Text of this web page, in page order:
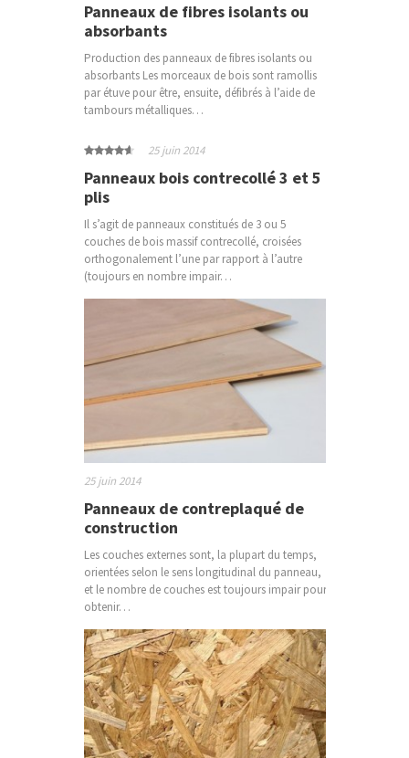
Panneaux de fibres isolants ou
absorbants
Production des panneaux de fibres isolants ou
absorbants Les morceaux de bois sont ramollis
par étuve pour être, ensuite, défibrés à l’aide de
tambours métalliques…
25 juin 2014
Panneaux bois contrecollé 3 et 5
plis
Il s’agit de panneaux constitués de 3 ou 5
couches de bois massif contrecollé, croisées
orthogonalement l’une par rapport à l’autre
(toujours en nombre impair…
25 juin 2014
Panneaux de contreplaqué de
construction
Les couches externes sont, la plupart du temps,
orientées selon le sens longitudinal du panneau,
et le nombre de couches est toujours impair pour
obtenir…